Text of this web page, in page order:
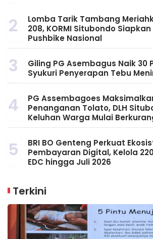
2
Lomba Tarik Tambang
208, KORMI Situbondo
Pushbike Nasional
3
Giling PG Asembagus Naik 30
Syukuri Penyerapan Tebu
4
PG Assembagoes
Penanganan Tolato, DLH
Keluhan Warga Mulai
5
BRI BO Genteng Perkuat
Pembayaran Digital, Kelola
EDC hingga Juli 2026
Terkini